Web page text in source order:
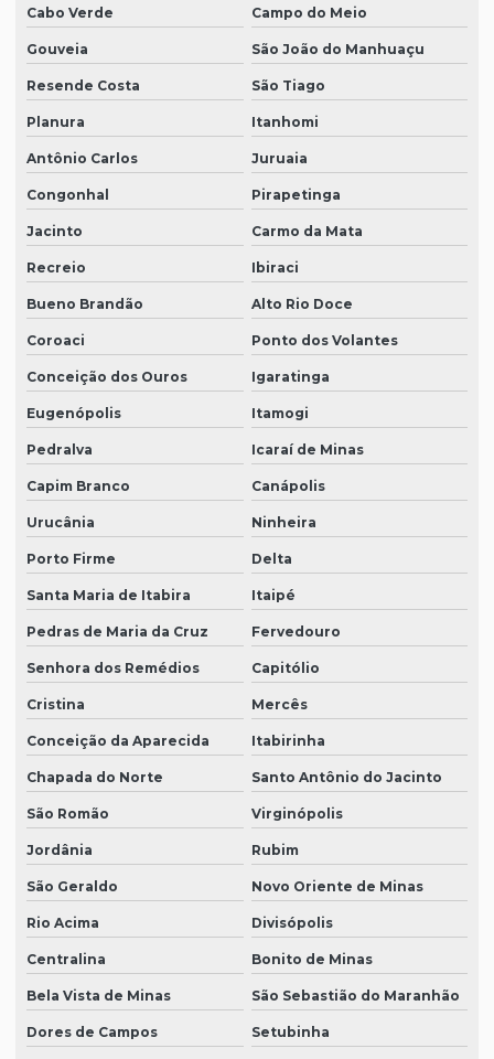
Cabo Verde Campo do Meio
Gouveia São João do Manhuaçu
Resende Costa São Tiago
Planura Itanhomi
Antônio Carlos Juruaia
Congonhal Pirapetinga
Jacinto Carmo da Mata
Recreio Ibiraci
Bueno Brandão Alto Rio Doce
Coroaci Ponto dos Volantes
Conceição dos Ouros Igaratinga
Eugenópolis Itamogi
Pedralva Icaraí de Minas
Capim Branco Canápolis
Urucânia Ninheira
Porto Firme Delta
Santa Maria de Itabira Itaipé
Pedras de Maria da Cruz Fervedouro
Senhora dos Remédios Capitólio
Cristina Mercês
Conceição da Aparecida Itabirinha
Chapada do Norte Santo Antônio do Jacinto
São Romão Virginópolis
Jordânia Rubim
São Geraldo Novo Oriente de Minas
Rio Acima Divisópolis
Centralina Bonito de Minas
Bela Vista de Minas São Sebastião do Maranhão
Dores de Campos Setubinha